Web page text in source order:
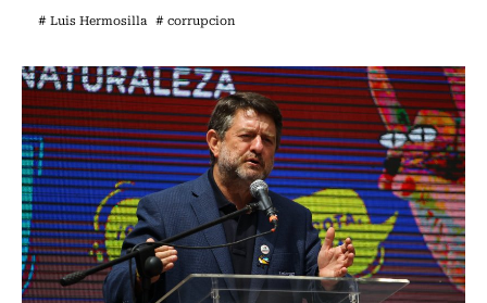
# Luis Hermosilla # corrupcion